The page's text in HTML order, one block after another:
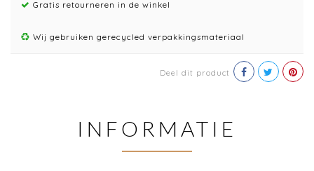
Gratis retourneren in de winkel
Wij gebruiken gerecycled verpakkingsmateriaal
Deel dit product
INFORMATIE